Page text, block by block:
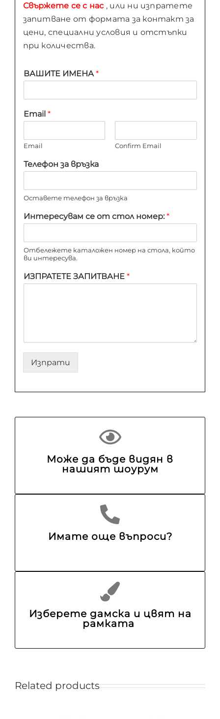
Свържете се с нас , или ни изпратете
запитване от формата за контакт за
цени, специални условия и отстъпки
при количества.
ВАШИТЕ ИМЕНА *
Email *
Email Confirm Email
Телефон за връзка
Оставете телефон за връзка
Интересувам се от стол номер: *
Отбележете каталожен номер на стола, който
ви интересува.
ИЗПРАТЕТЕ ЗАПИТВАНЕ *
Изпрати
Може да бъде видян в
нашият шоурум
Имате още въпроси?
Изберете дамска и цвят на
рамката
Related products